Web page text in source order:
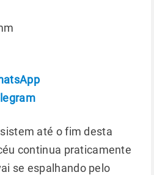
até o fim desta
continua praticamente
se espalhando pelo